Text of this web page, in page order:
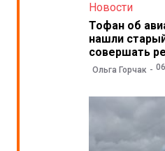
Новости
Тофан об
нашли
совершать
Ольга Горчак